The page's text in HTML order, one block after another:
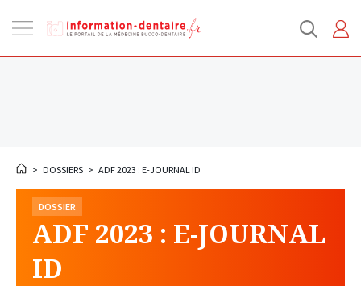
la
> DOSSIERS > ADF 2023 : E-JOURNAL ID
DOSSIER
ADF 2023 : E-JOURNAL
ID